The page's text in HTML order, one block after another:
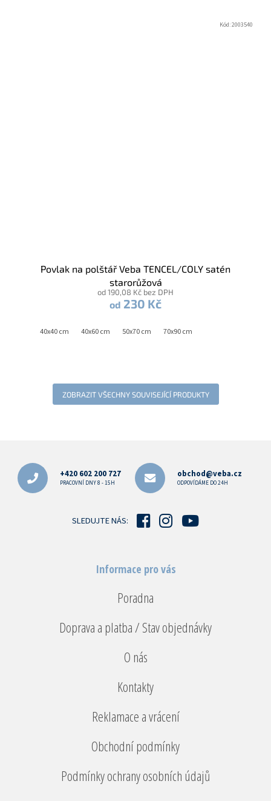
Povlak na polštář Veba TENCEL/COLY satén
starorůžová
od 190,08 Kč bez DPH
od 230 Kč
40x40 cm 40x60 cm 50x70 cm 70x90 cm
Kód:2003540
ZOBRAZIT VŠECHNY SOUVISEJÍCÍ PRODUKTY
+420 602 200 727
PRACOVNÍ DNY 8 - 15H
obchod@veba.cz
ODPOVÍDÁME DO 24H
SLEDUJTE NÁS:
Informace pro vás
Poradna
Doprava a platba / Stav objednávky
O nás
Kontakty
Reklamace a vrácení
Obchodní podmínky
Podmínky ochrany osobních údajů